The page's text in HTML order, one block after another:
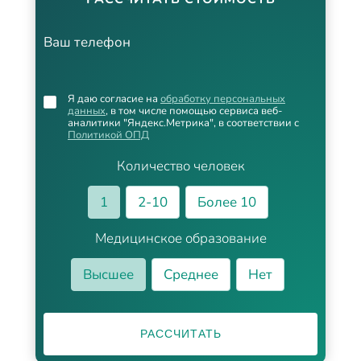
Ваш телефон
Количество человек
1
2-10
Более 10
Медицинское образование
Высшее
Среднее Нет
Я даю согласие на обработку персональных
данных, в том числе помощью сервиса веб-
аналитики "Яндекс.Метрика", в соответствии с
Политикой ОПД
РАССЧИТАТЬ